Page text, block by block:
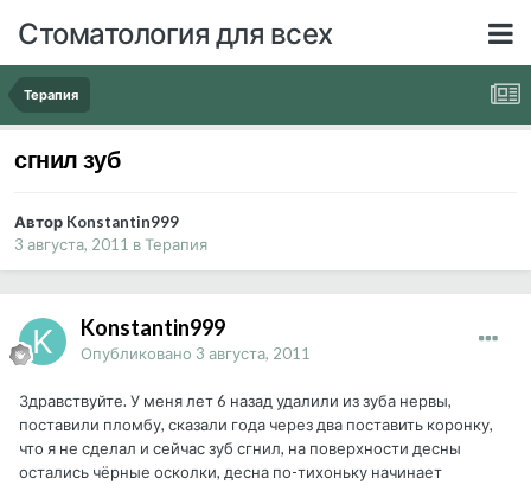
Стоматология для всех
Терапия
сгнил зуб
Автор Konstantin999
3 августа, 2011 вТерапия
Konstantin999
Опубликовано 3 августа, 2011
Здравствуйте. У меня лет 6 назад удалили из зуба нервы,
поставили пломбу, сказали года через два поставить коронку,
что я не сделал и сейчас зуб сгнил, на поверхности десны
остались чёрные осколки, десна по-тихоньку начинает